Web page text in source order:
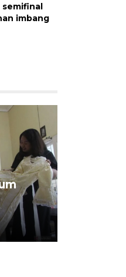
semifinal
imbang